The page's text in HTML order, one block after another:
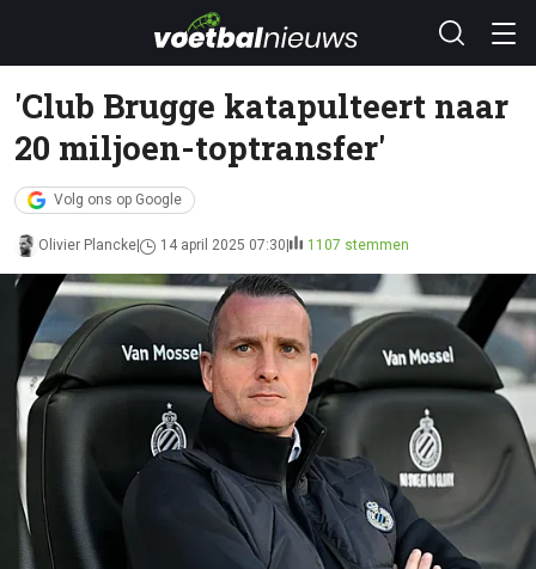
'Club Brugge katapulteert naar
20 miljoen-toptransfer'
Volg ons op Google
Olivier Plancke 14 april 2025 07:30 1107 stemmen